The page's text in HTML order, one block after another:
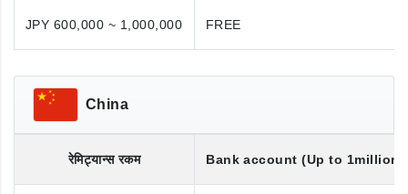
JPY 600,000 ~ 1,000,000 FREE
China
रेमिट्यान्स रकम Bank account (Up to 1million